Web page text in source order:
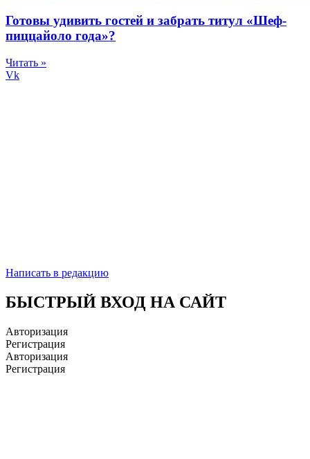
Готовы удивить гостей и забрать титул «Шеф-
пиццайоло года»?
Читать »
Vk
Написать в редакцию
БЫСТРЫЙ ВХОД НА САЙТ
Авторизация
Регистрация
Авторизация
Регистрация